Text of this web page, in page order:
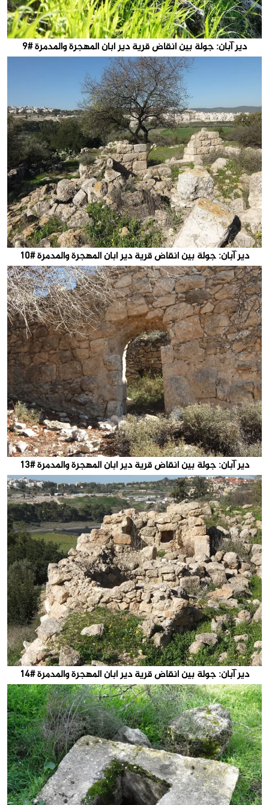
دير آبان: جولة بين انقاض قرية دير ابان المهجرة والمدمرة #9
دير آبان: جولة بين انقاض قرية دير ابان المهجرة والمدمرة #10
دير آبان: جولة بين انقاض قرية دير ابان المهجرة والمدمرة #13
دير آبان: جولة بين انقاض قرية دير ابان المهجرة والمدمرة #14